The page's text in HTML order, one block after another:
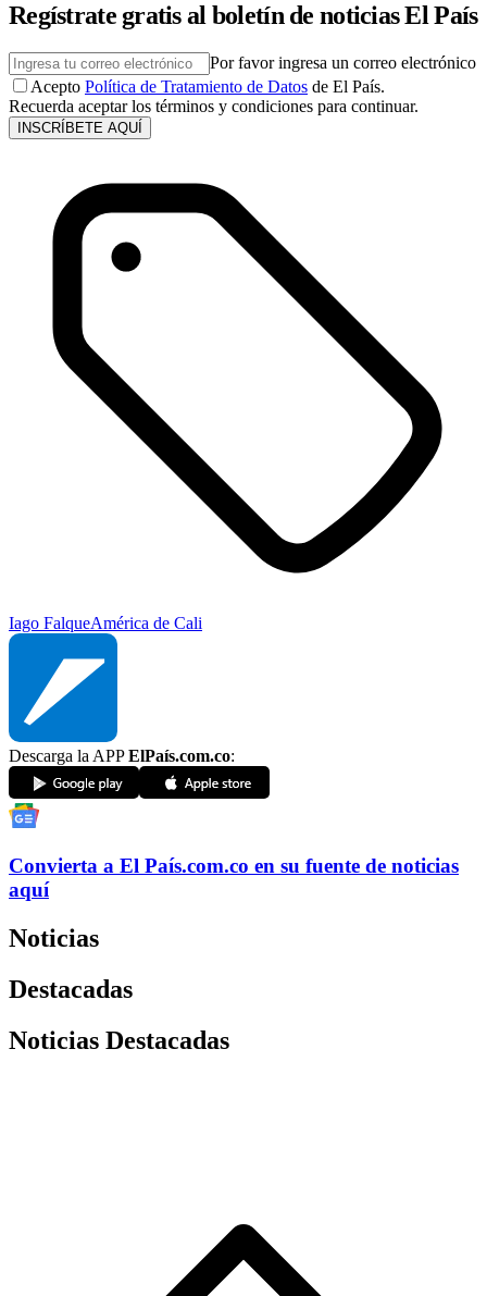
Regístrate gratis al boletín de noticias El País
Por favor ingresa un correo electrónico
Acepto Política de Tratamiento de Datos de El País.
Recuerda aceptar los términos y condiciones para continuar.
INSCRÍBETE AQUÍ
Iago FalqueAmérica de Cali
Descarga la APPElPaís.com.co:
Convierta a El País.com.co en su fuente de noticias
aquí
Noticias
Destacadas
Noticias Destacadas